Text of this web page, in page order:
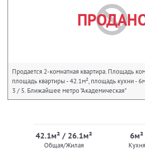
Продается 2-комнатная квартира. Площадь
площадь квартиры - 42.1м², площадь кухни -
3 / 5. Ближайшее метро "Академическая"
42.1м² / 26.1м²
Общая/Жилая
6м²
Кухня